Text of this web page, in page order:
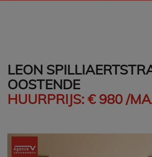
LEON
OOSTENDE
HUURPRIJS: € 980 /